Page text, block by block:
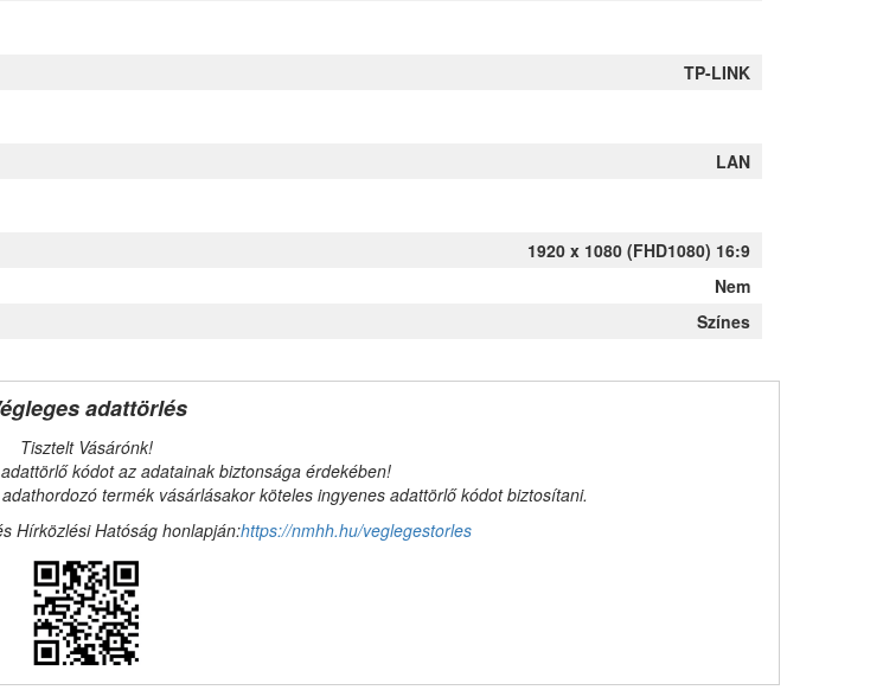
TP-LINK
LAN
1920 x 1080 (FHD1080) 16:9
Nem
Színes
adattörlés
Tisztelt Vásárónk!
kódot az adatainak biztonsága érdekében!
termék vásárlásakor köteles ingyenes adattörlő kódot biztosítani.
Hírközlési Hatóság honlapján:https://nmhh.hu/veglegestorles